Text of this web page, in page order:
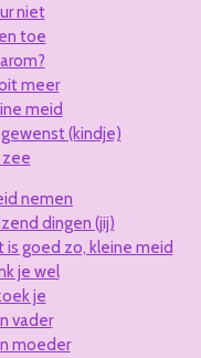
niet
toe
meer
meid
(kindje)
nemen
dingen (jij)
is goed zo, kleine meid
je wel
je
vader
moeder